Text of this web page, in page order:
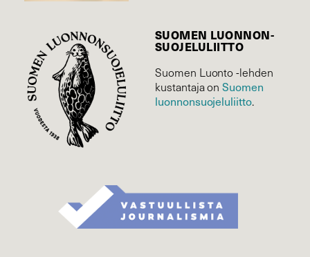
SUOMEN LUONNON­
SUOJELU­LIITTO
Suomen Luonto -lehden
kustantaja onSuomen
luonnonsuojelu­liitto.